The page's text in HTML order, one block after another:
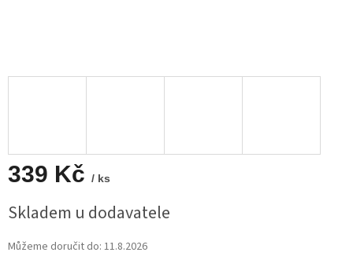
339 Kč / ks
cena:
Skladem u dodavatele
Můžeme doručit do: 11.8.2026